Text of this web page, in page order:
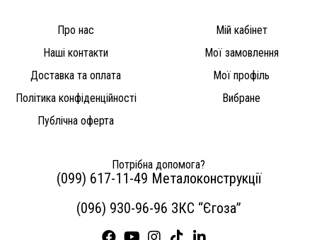
Про нас
Наші контакти
Доставка та оплата
Політика конфіденційності
Публічна оферта
Мій кабінет
Мої замовлення
Мої профіль
Вибране
Потрібна допомога?
(099) 617-11-49 Металоконструкції
(096) 930-96-96 ЗКС “Єгоза”